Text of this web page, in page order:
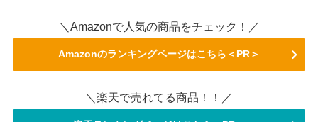
＼Amazonで人気の商品をチェック！／
Amazonのランキングページはこちら＜PR＞
＼楽天で売れてる商品！！／